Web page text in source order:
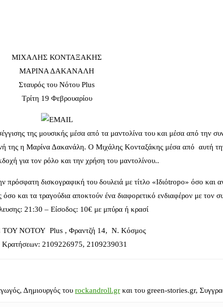
ΜΙΧΑΛΗΣ ΚΟΝΤΑΞΑΚΗΣ
ΜΑΡΙΝΑ ΔΑΚΑΝΑΛΗ
Σταυρός του Νότου Plus
Τρίτη 19 Φεβρουαρίου
της μουσικής μέσα από τα μαντολίνα του και μέσα από την
η Μαρίνα Δακανάλη. Ο Μιχάλης Κονταξάκης μέσα από αυτή την
για τον ρόλο και την χρήση του μαντολίνου..
δισκογραφική του δουλειά με τίτλο «Ιδιόtropo» όσο και
και τα τραγούδια αποκτούν ένα διαφορετικό ενδιαφέρον με τον
21:30 – Είσοδος: 10€ με μπύρα ή κρασί
ΝΟΤΟΥ Plus , Φραντζή 14, Ν. Κόσμος
Κρατήσεων: 2109226975, 2109239031
Δημιουργός του rockandroll.gr και του green-stories.gr,